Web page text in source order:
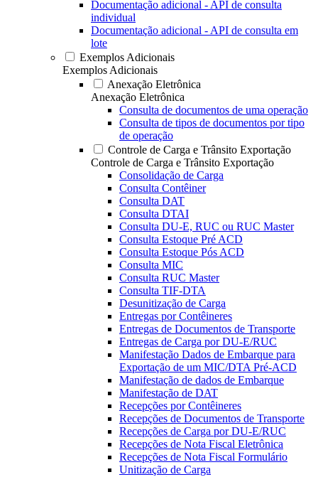
Documentação adicional - API de consulta
individual
Documentação adicional - API de consulta em
lote
Exemplos Adicionais
Exemplos Adicionais
Anexação Eletrônica
Anexação Eletrônica
Consulta de documentos de uma operação
Consulta de tipos de documentos por tipo
de operação
Controle de Carga e Trânsito Exportação
Controle de Carga e Trânsito Exportação
Consolidação de Carga
Consulta Contêiner
Consulta DAT
Consulta DTAI
Consulta DU-E, RUC ou RUC Master
Consulta Estoque Pré ACD
Consulta Estoque Pós ACD
Consulta MIC
Consulta RUC Master
Consulta TIF-DTA
Desunitização de Carga
Entregas por Contêineres
Entregas de Documentos de Transporte
Entregas de Carga por DU-E/RUC
Manifestação Dados de Embarque para
Exportação de um MIC/DTA Pré-ACD
Manifestação de dados de Embarque
Manifestação de DAT
Recepções por Contêineres
Recepções de Documentos de Transporte
Recepções de Carga por DU-E/RUC
Recepções de Nota Fiscal Eletrônica
Recepções de Nota Fiscal Formulário
Unitização de Carga